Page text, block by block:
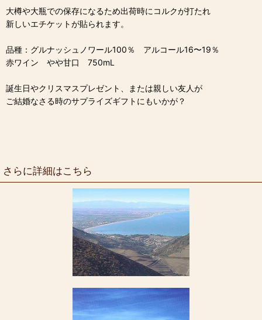
大樽や大瓶での保存になるため出荷時にコルクが打たれ
新しいエチケットが貼られます。
品種：グルナッシュノワール100％ アルコール16〜19％
赤ワイン やや甘口 750mL
誕生日やクリスマスプレゼント、または親しい友人が
ご結婚なさる時のサプライズギフトにもいかが？
さらに詳細はこちら